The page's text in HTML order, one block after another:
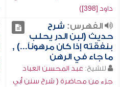
داود [398])
الفهرس: شرح
حديث (لبن الدر يحلب
بنفقته إذا كان مرهوناً...) ,
ما جاء في الرهن
للشيخ: عبد المحسن العباد
جزء من محاضرة ( شرح سنن أبي